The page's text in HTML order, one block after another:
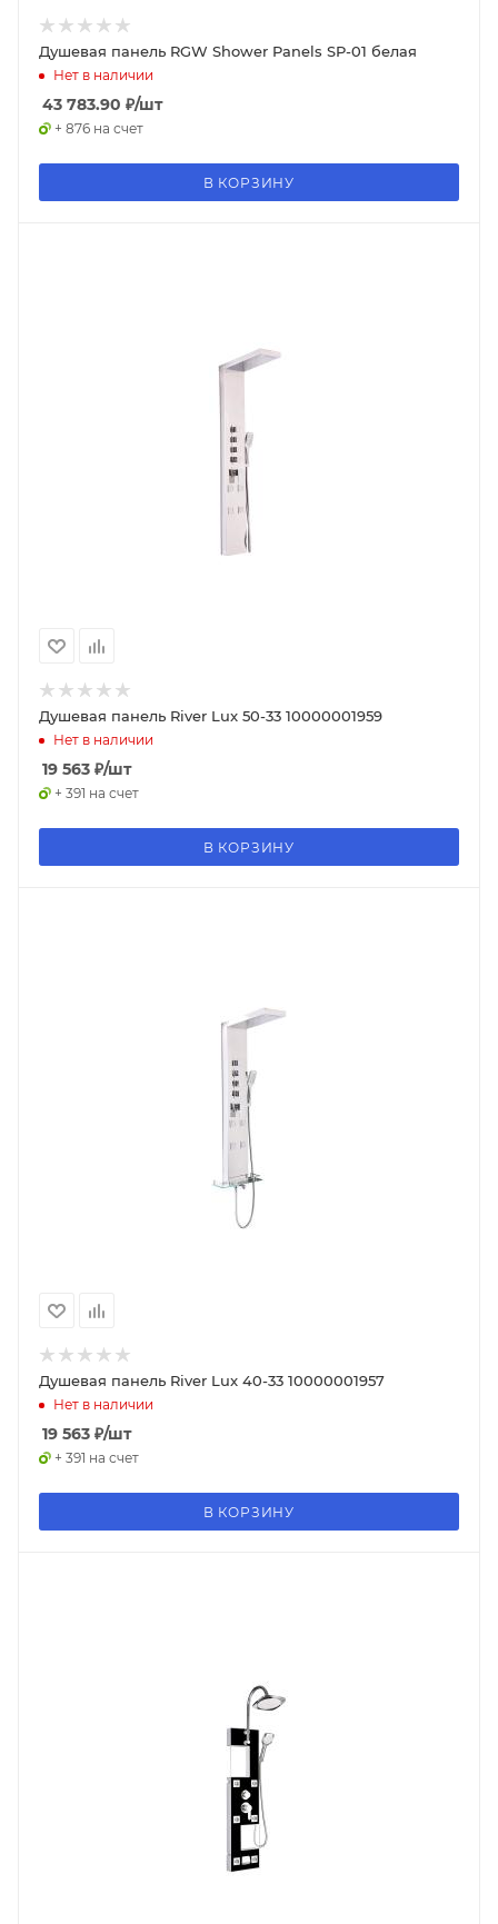
Душевая панель RGW Shower Panels SP-01 белая
Нет в наличии
43 783.90 ₽/шт
+ 876 на счет
В КОРЗИНУ
Душевая панель River Lux 50-33 10000001959
Нет в наличии
19 563 ₽/шт
+ 391 на счет
В КОРЗИНУ
Душевая панель River Lux 40-33 10000001957
Нет в наличии
19 563 ₽/шт
+ 391 на счет
В КОРЗИНУ